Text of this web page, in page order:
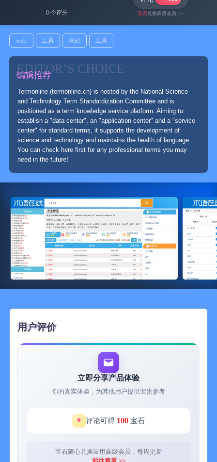
0 个评分 宝石兑换应用会员 >>
web 工具 网站 工具
EDITOR’S CHOICE
编辑推荐
Termonline (termonline.cn) is hosted by the National Science
and Technology Term Standardization Committee and is
positioned as a term knowledge service platform. Aiming to
establish a "data center", an "application center" and a "service
center" for standard terms, it supports the development of
science and technology and maintains the health of language.
You can check here first for any professional terms you may
need in the future!
用户评价
立即分享产品体验
你的真实体验，为其他用户提供宝贵参考
评论可得 100 宝石
宝石随心兑换应用高级会员，每周更新